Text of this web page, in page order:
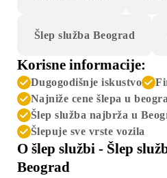
Šlep služba Beograd
Korisne informacije:
Dugogodišnje iskustvo
Najniže cene šlepa u
Šlep služba najbrža u
Šlepuje sve vrste vozila
O šlep službi - Šlep
Beograd